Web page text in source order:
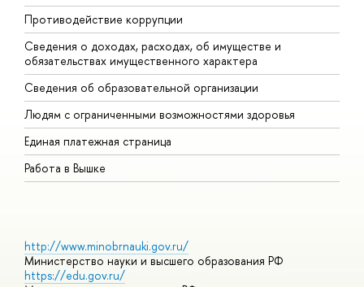
Противодействие коррупции
Сведения о доходах, расходах, об имуществе и
обязательствах имущественного характера
Сведения об образовательной организации
Людям с ограниченными возможностями здоровья
Единая платежная страница
Работа в Вышке
http://www.minobrnauki.gov.ru/
Министерство науки и высшего образования РФ
https://edu.gov.ru/